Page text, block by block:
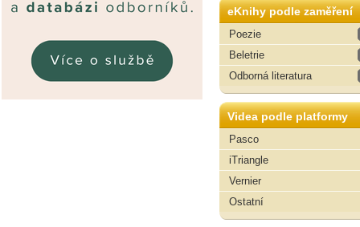
eKnihy podle zaměření
Poezie
Beletrie
Odborná literatura
Videa podle platformy
Pasco
iTriangle
Vernier
Ostatní